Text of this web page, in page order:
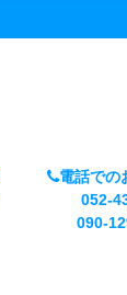
電話での
052-
090-